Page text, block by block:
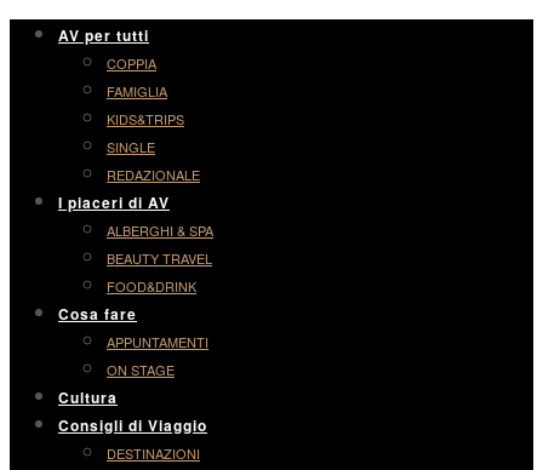
AV per tutti
COPPIA
FAMIGLIA
KIDS&TRIPS
SINGLE
REDAZIONALE
I piaceri di AV
ALBERGHI & SPA
BEAUTY TRAVEL
FOOD&DRINK
Cosa fare
APPUNTAMENTI
ON STAGE
Cultura
Consigli di Viaggio
DESTINAZIONI